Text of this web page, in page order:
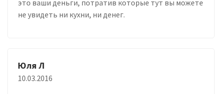
это ваши деньги, потратив которые тут вы можете
не увидеть ни кухни, ни денег.
Юля Л
10.03.2016